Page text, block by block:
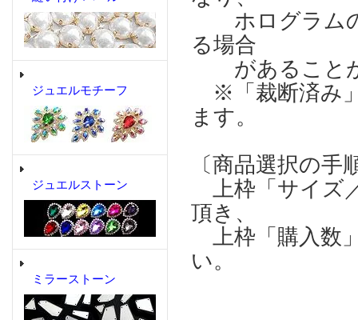
ジュエルモチーフ
ジュエルストーン
ミラーストーン
ホログラムの
る場合
があること
※「裁断済み
ます。
〔商品選択の手
上枠「サイズ
頂き、
上枠「購入数
い。